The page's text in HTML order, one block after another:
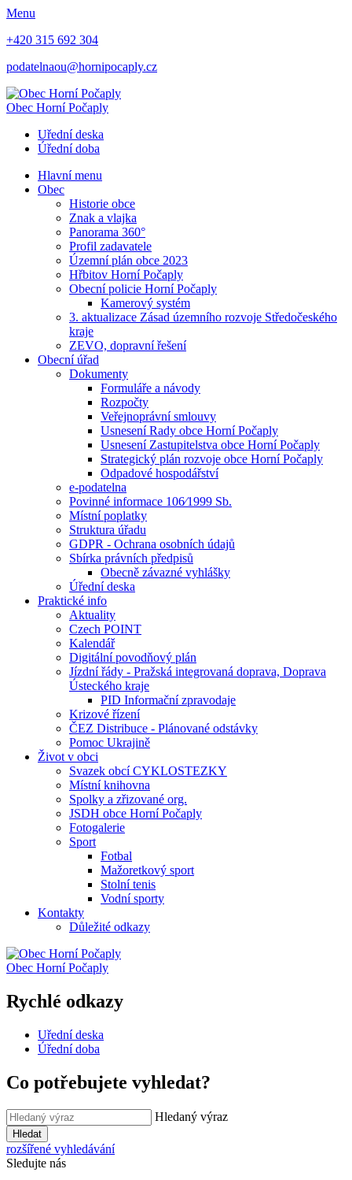
Menu
+420 315 692 304
podatelnaou@hornipocaply.cz
Obec Horní Počaply
Uřední deska
Úřední doba
Hlavní menu
Obec
Historie obce
Znak a vlajka
Panorama 360°
Profil zadavatele
Územní plán obce 2023
Hřbitov Horní Počaply
Obecní policie Horní Počaply
Kamerový systém
3. aktualizace Zásad územního rozvoje Středočeského
kraje
ZEVO, dopravní řešení
Obecní úřad
Dokumenty
Formuláře a návody
Rozpočty
Veřejnoprávní smlouvy
Usnesení Rady obce Horní Počaply
Usnesení Zastupitelstva obce Horní Počaply
Strategický plán rozvoje obce Horní Počaply
Odpadové hospodářství
e-podatelna
Povinné informace 106⁄1999 Sb.
Místní poplatky
Struktura úřadu
GDPR - Ochrana osobních údajů
Sbírka právních předpisů
Obecně závazné vyhlášky
Úřední deska
Praktické info
Aktuality
Czech POINT
Kalendář
Digitální povodňový plán
Jízdní řády - Pražská integrovaná doprava, Doprava
Ústeckého kraje
PID Informační zpravodaje
Krizové řízení
ČEZ Distribuce - Plánované odstávky
Pomoc Ukrajině
Život v obci
Svazek obcí CYKLOSTEZKY
Místní knihovna
Spolky a zřizované org.
JSDH obce Horní Počaply
Fotogalerie
Sport
Fotbal
Mažoretkový sport
Stolní tenis
Vodní sporty
Kontakty
Důležité odkazy
Obec Horní Počaply
Rychlé odkazy
Uřední deska
Úřední doba
Co potřebujete vyhledat?
Hledaný výraz
Hledat
rozšířené vyhledávání
Sledujte nás